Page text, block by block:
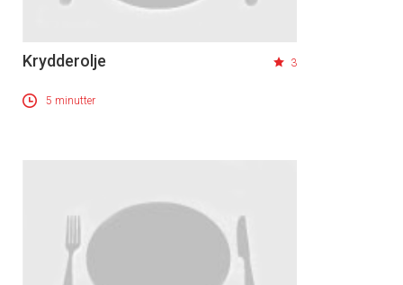
Krydderolje 3
5 minutter